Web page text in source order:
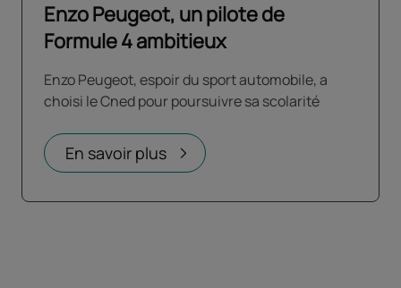
Enzo Peugeot, un pilote de
Formule 4 ambitieux
Enzo Peugeot, espoir du sport automobile, a
choisi le Cned pour poursuivre sa scolarité
En savoir plus